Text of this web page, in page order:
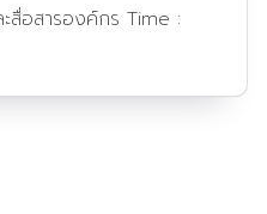
สื่อสารองค์กร Time :